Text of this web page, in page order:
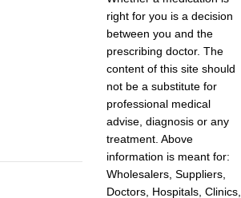
right for you is a decision
between you and the
prescribing doctor. The
content of this site should
not be a substitute for
professional medical
advise, diagnosis or any
treatment. Above
information is meant for:
Wholesalers, Suppliers,
Doctors, Hospitals, Clinics,